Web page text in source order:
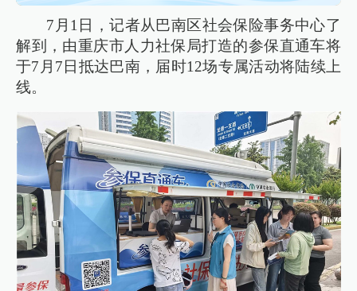
7月1日，记者从巴南区社会保险事务中心了
解到，由重庆市人力社保局打造的参保直通车将
于7月7日抵达巴南，届时12场专属活动将陆续上
线。